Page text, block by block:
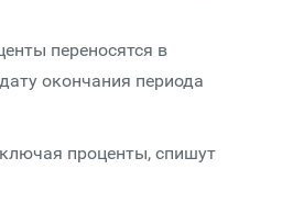
переносятся в
окончания периода
проценты, спишут